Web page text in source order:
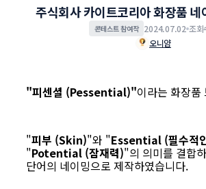
주식회사 카이트코리아 화장품 네
콘테스트 참여작 2024.07.02 조회
오니얌
"피센셜 (Pessential)"이라는 화장품
"피부 (Skin)"와 "Essential (필수적
"Potential (잠재력)"의 의미를 결합
단어의 네이밍으로 제작하였습니다.